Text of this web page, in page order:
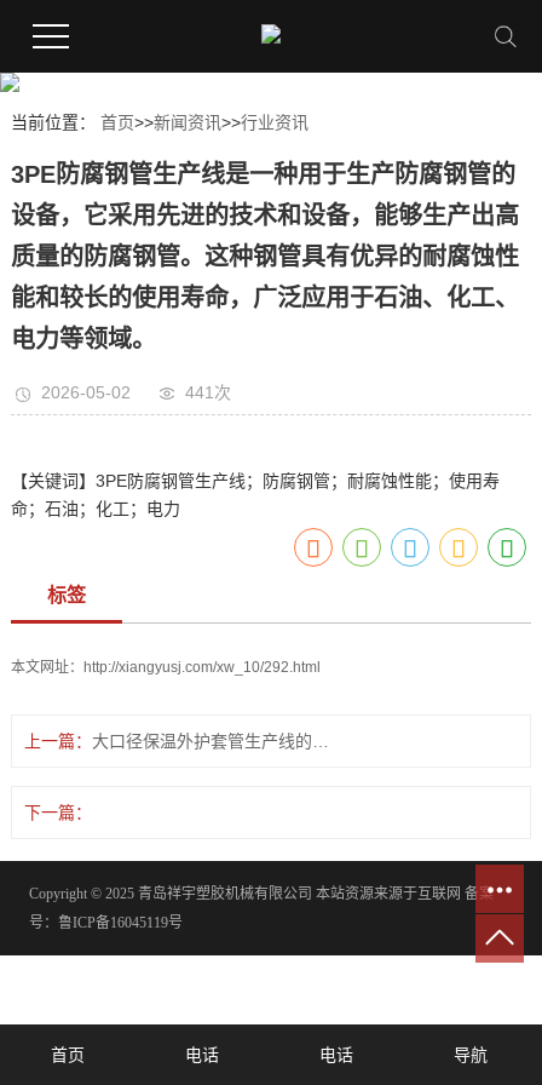
当前位置： 首页>>新闻资讯>>行业资讯
3PE防腐钢管生产线是一种用于生产防腐钢管的
设备，它采用先进的技术和设备，能够生产出高
质量的防腐钢管。这种钢管具有优异的耐腐蚀性
能和较长的使用寿命，广泛应用于石油、化工、
电力等领域。
2026-05-02 441次
【关键词】3PE防腐钢管生产线；防腐钢管；耐腐蚀性能；使用寿
命；石油；化工；电力
标签
本文网址： http://xiangyusj.com/xw_10/292.html
上一篇：
下一篇：
Copyright © 2025 青岛祥宇塑胶机械有限公司 本站资源来源于互联网 备案
号： 鲁ICP备16045119号
首页 电话 电话 导航